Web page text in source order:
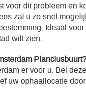
voor dit probleem en
zal u zo snel
Ideaal
wilt zien.
Planciusbuurt?
er voor u. Bel
uw ophaallocatie